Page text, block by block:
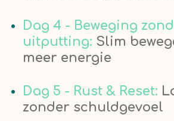
Dag 4 - Beweging
uitputting: Slim
meer energie
Dag 5 - Rust & Reset:
zonder schuldgevoel